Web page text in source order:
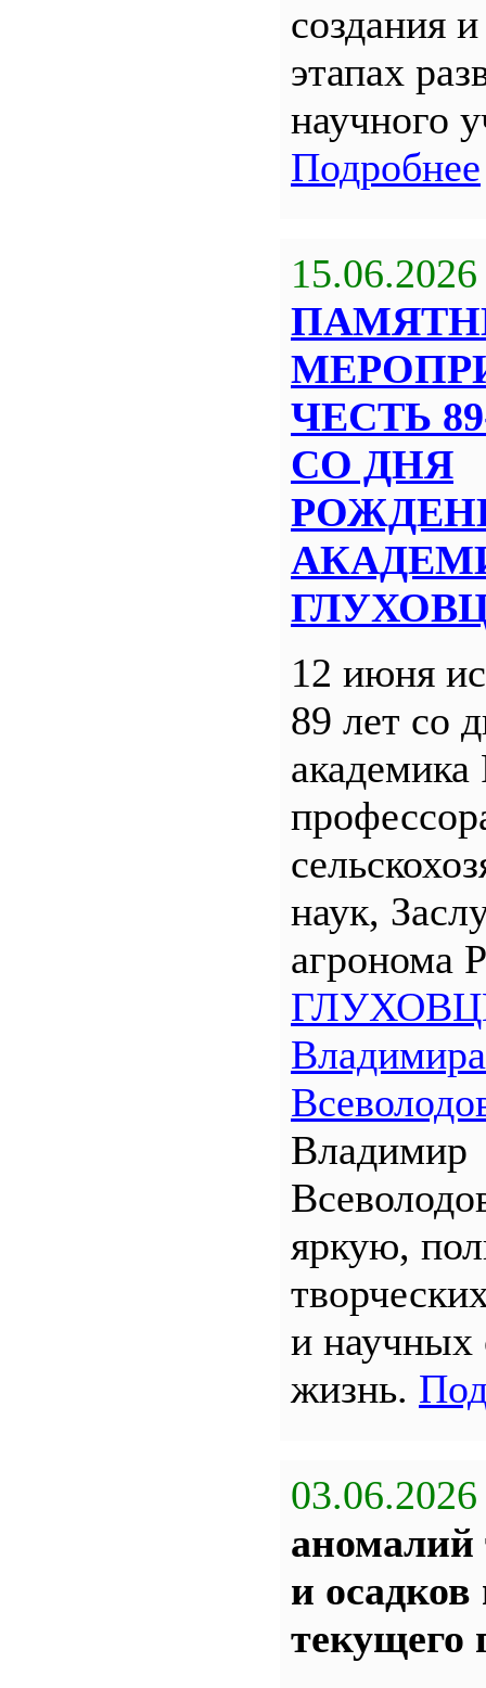
создания
этапах
научного
Подробнее
15.06.2026
ЧЕСТЬ
СО ДНЯ
12 июня
89 лет со
наук,
агронома
Владимира
Владимир
яркую,
и научных
жизнь.
03.06.2026
аномалий
и
текущего